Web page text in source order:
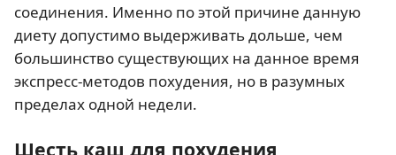
соединения. Именно по этой причине данную
диету допустимо выдерживать дольше, чем
большинство существующих на данное время
экспресс-методов похудения, но в разумных
пределах одной недели.
Шесть каш для похудения